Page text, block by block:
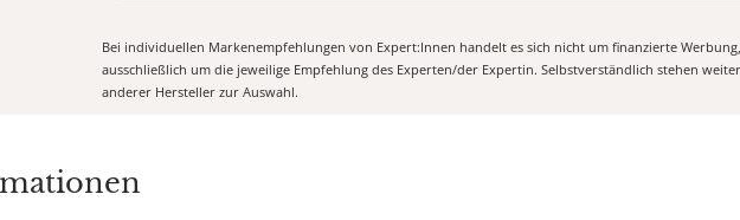
Bei individuellen Markenempfehlungen von Expert:Innen handelt es sich nicht um finanzierte
ausschließlich um die jeweilige Empfehlung des Experten/der Expertin. Selbstverständlich stehen
anderer Hersteller zur Auswahl.